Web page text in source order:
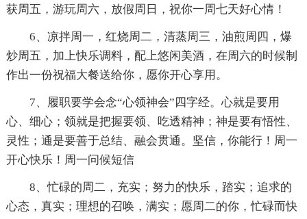
获周五，游玩周六，放假周日，祝你一周七天好心情！
6、凉拌周一，红烧周二，清蒸周三，油煎周四，爆
炒周五，加上快乐调料，配上悠闲美酒，在周六的时候制
作出一份祝福大餐送给你，愿你开心享用。
7、履职要学会念“心领神会”四字经。心就是要用
心、细心；领就是把握要领、吃透精神；神是要有悟性、
灵性；通是要善于总结、融会贯通。坚信，你能行！周一
开心快乐！周一问候短信
8、忙碌的周二，充实；努力的快乐，踏实；追求的
心态，真实；理想的召唤，满实；愿周二的你，忙碌而快